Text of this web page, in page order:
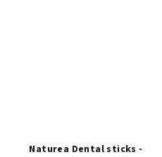
Naturea Dental sticks -